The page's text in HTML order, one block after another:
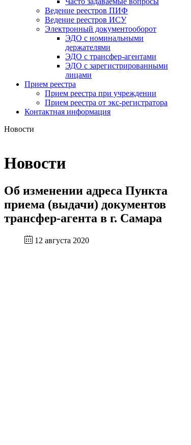
Ведение реестров ПИФ
Ведение реестров ИСУ
Электронный документооборот
ЭДО с номинальными
держателями
ЭДО с трансфер-агентами
ЭДО с зарегистрированными
лицами
Прием реестра
Прием реестра при учреждении
Прием реестра от экс-регистратора
Контактная информация
Новости
Новости
Об изменении адреса Пункта
приема (выдачи) документов
трансфер-агента в г. Самара
12 августа 2020